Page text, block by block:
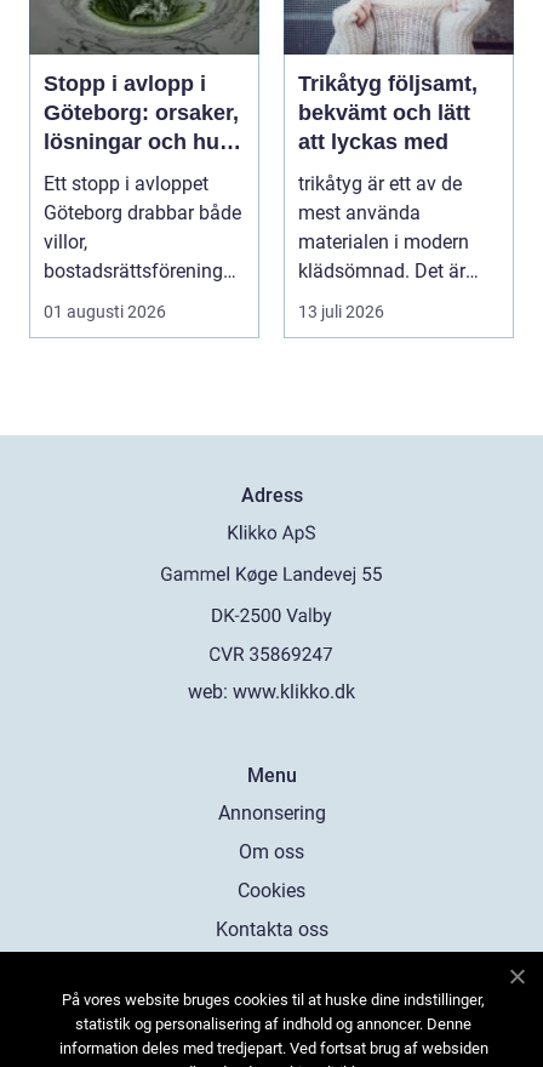
Stopp i avlopp i
Göteborg: orsaker,
lösningar och hur
problem kan
undvikas
Ett stopp i avloppet
Göteborg drabbar både
villor,
bostadsrättsföreningar
01 augusti 2026
Trikåtyg följsamt,
bekvämt och lätt
att lyckas med
trikåtyg är ett av de
mest använda
materialen i modern
klädsömnad. Det är
mjukt, elastiskt och
formb...
13 juli 2026
Adress
web: www.klikko.dk
Menu
Annonsering
Om oss
Cookies
Kontakta oss
På vores website bruges cookies til at huske dine indstillinger,
statistik og personalisering af indhold og annoncer. Denne
information deles med tredjepart. Ved fortsat brug af websiden